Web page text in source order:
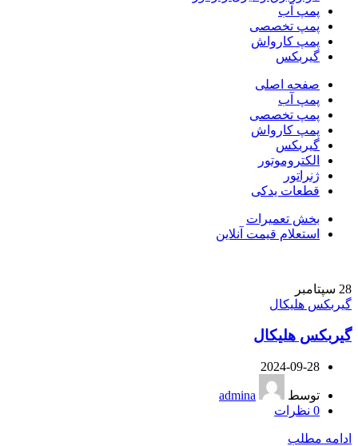
پمپ آب
پمپ تخصصی
پمپ کارواش
گیربکس
صفحه اصلی
پمپ آب
پمپ تخصصی
پمپ کارواش
گیربکس
الکتروموتور
ژنراتور
قطعات یدکی
بخش تعمیرات
استعلام قیمت آنلاین
28 سپتامبر
گیربکس هلیکال
گیربکس هلیکال
2024-09-28
توسط
admina
0 نظرات
ادامه مطلب